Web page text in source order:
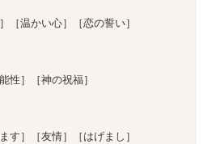
［温かい心］［恋の誓い］
性］［神の祝福］
す］［友情］［はげまし］